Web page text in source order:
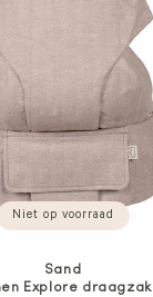
Niet op voorraad
Sand
Explore draagzak